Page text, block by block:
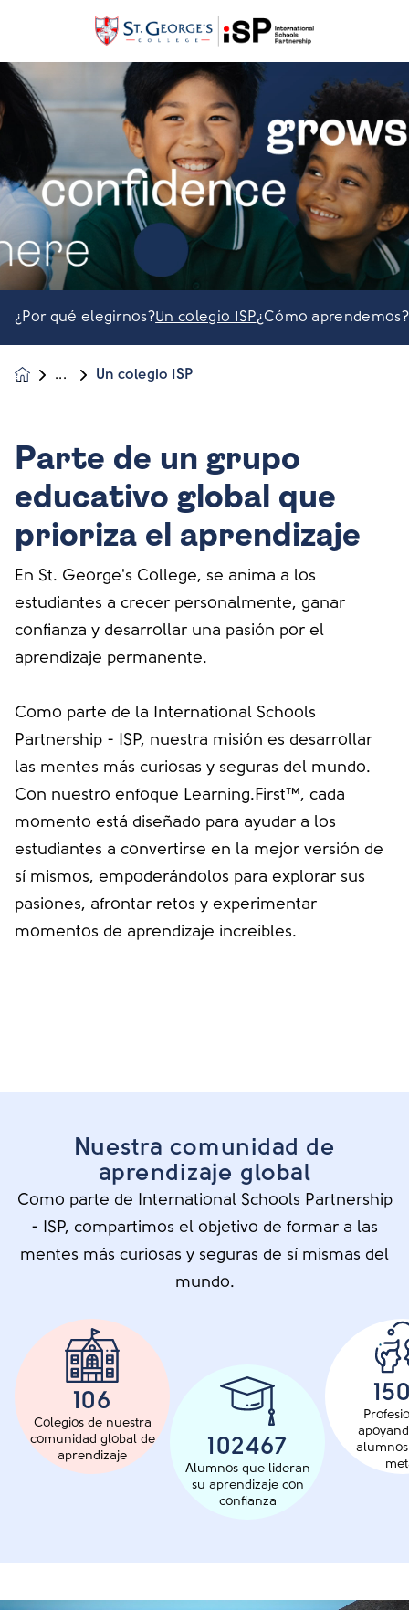
¿Por qué elegirnos?Un colegio ISP¿Cómo aprendemos?
Un colegio ISP
Parte de un grupo
educativo global que
prioriza el aprendizaje
En St. George's College, se anima a los
estudiantes a crecer personalmente, ganar
confianza y desarrollar una pasión por el
aprendizaje permanente.
Como parte de la International Schools
Partnership - ISP, nuestra misión es desarrollar
las mentes más curiosas y seguras del mundo.
Con nuestro enfoque Learning.First™, cada
momento está diseñado para ayudar a los
estudiantes a convertirse en la mejor versión de
sí mismos, empoderándolos para explorar sus
pasiones, afrontar retos y experimentar
momentos de aprendizaje increíbles.
Nuestra comunidad de
aprendizaje global
Como parte de International Schools Partnership
- ISP, compartimos el objetivo de formar a las
mentes más curiosas y seguras de sí mismas del
mundo.
120
Colegios de nuestra
comunidad global de
aprendizaje
116000
Alumnos que lideran
su aprendizaje con
confianza